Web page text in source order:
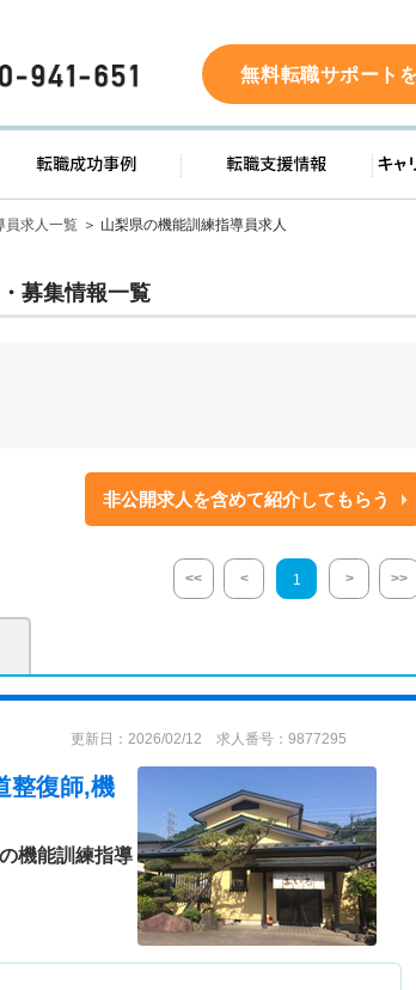
0120-941-651 無料転職サポート
人検索 転職成功事例 転職
員求人一覧 山梨県の機能訓練指導員求人
募集情報一覧
非公開求人を含めて紹介してもらう
<< < 1 > >>
更新日：2026/02/12 求人番号：9877295
整復師,機
機能訓練指導